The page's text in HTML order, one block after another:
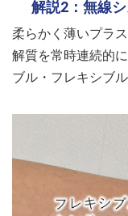
解説2：無線
柔らかく薄いプラ
解質を常時連続的
ブル・フレキシブ